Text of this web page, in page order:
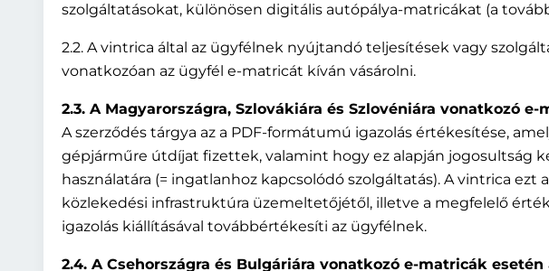
szolgáltatásokat, különösen digitális autópálya-matricákat (a
2.2. A vintrica által az ügyfélnek nyújtandó teljesítések vagy
vonatkozóan az ügyfél e-matricát kíván vásárolni.
2.3. A Magyarországra, Szlovákiára és Szlovéniára vonatkozó
A szerződés tárgya az a PDF-formátumú igazolás értékesítése,
gépjárműre útdíjat fizettek, valamint hogy ez alapján jogosultság
használatára (= ingatlanhoz kapcsolódó szolgáltatás). A vintrica
közlekedési infrastruktúra üzemeltetőjétől, illetve a megfelelő
igazolás kiállításával továbbértékesíti az ügyfélnek.
2.4. A Csehországra és Bulgáriára vonatkozó e-matricák